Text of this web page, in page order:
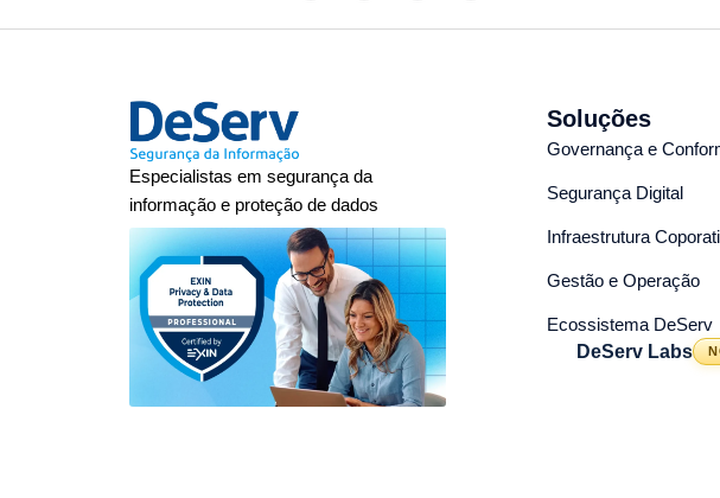
Especialistas em segurança da
informação e proteção de dados
Soluções
Governança e
Segurança Digital
Infraestrutura
Gestão e Operação
Ecossistema DeServ
DeServ Labs